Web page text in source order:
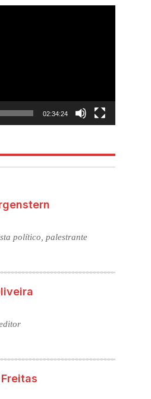
02:34:24
político, palestrante